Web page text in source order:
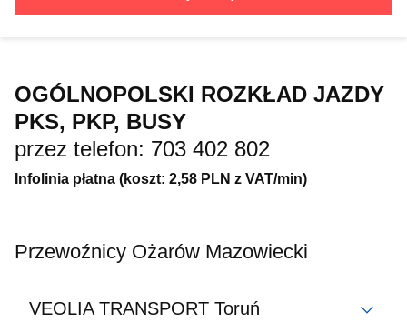
OGÓLNOPOLSKI ROZKŁAD JAZDY
PKS, PKP, BUSY
przez telefon: 703 402 802
Infolinia płatna (koszt: 2,58 PLN z VAT/min)
Przewoźnicy Ożarów Mazowiecki
VEOLIA TRANSPORT Toruń